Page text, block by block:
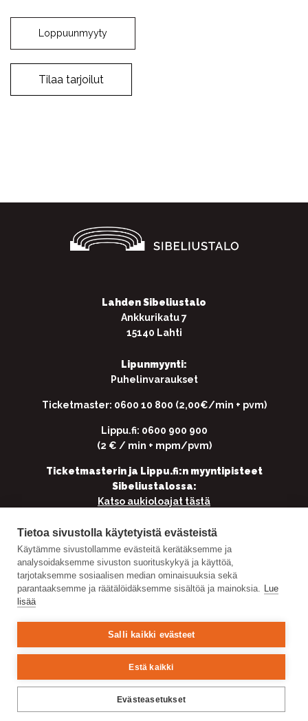
Tietoa sivustolla käytetyistä evästeistä
Käytämme sivustollamme evästeitä kerätäksemme ja
analysoidaksemme sivuston suorituskykyä ja käyttöä,
tarjotaksemme sosiaalisen median ominaisuuksia sekä
parantaaksemme ja räätälöidäksemme sisältöä ja mainoksia. Lue
lisää
Salli kaikki evästeet
Estä kaikki
Evästeasetukset
Loppuunmyyty
Tilaa tarjoilut
Lahden Sibeliustalo
Ankkurikatu 7
15140 Lahti
Lipunmyynti:
Puhelinvaraukset
Ticketmaster: 0600 10 800 (2,00€/min + pvm)
Lippu.fi: 0600 900 900
(2 € / min + mpm/pvm)
Ticketmasterin ja Lippu.fi:n myyntipisteet
Sibeliustalossa:
Katso aukioloajat tästä
Yhteistyössä